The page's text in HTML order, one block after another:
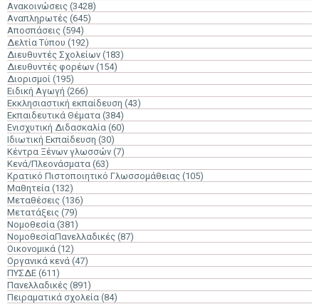
Ανακοινώσεις (3428)
Αναπληρωτές (645)
Αποσπάσεις (594)
Δελτία Τύπου (192)
Διευθυντές Σχολείων (183)
Διευθυντές φορέων (154)
Διορισμοί (195)
Ειδική Αγωγή (266)
Εκκλησιαστική εκπαίδευση (43)
Εκπαιδευτικά Θέματα (384)
Ενισχυτική Διδασκαλία (60)
Ιδιωτική Εκπαίδευση (30)
Κέντρα Ξένων γλωσσών (7)
Κενά/Πλεονάσματα (63)
Κρατικό Πιστοποιητικό Γλωσσομάθειας (105)
Μαθητεία (132)
Μεταθέσεις (136)
Μετατάξεις (79)
Νομοθεσία (381)
ΝομοθεσίαΠανελλαδικές (87)
Οικονομικά (12)
Οργανικά κενά (47)
ΠΥΣΔΕ (611)
Πανελλαδικές (891)
Πειραματικά σχολεία (84)